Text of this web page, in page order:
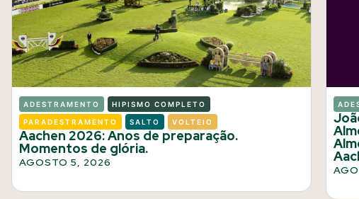
ADESTRAMENTO HIPISMO COMPLETO
PARADESTRAMENTO SALTO VOLTEIO
Aachen 2026: Anos de preparação.
Momentos de glória.
AGOSTO 5, 2026